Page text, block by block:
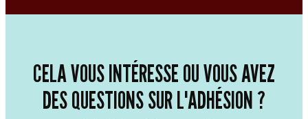
CELA VOUS INTÉRESSE OU VOUS AVEZ
DES QUESTIONS SUR L'ADHÉSION ?